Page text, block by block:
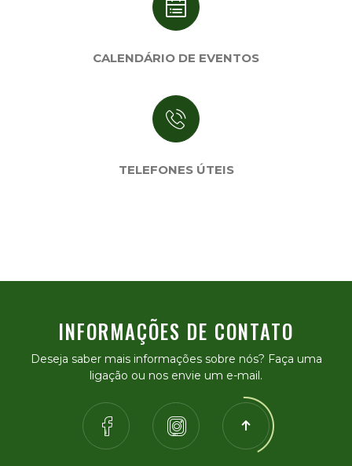
CALENDÁRIO DE EVENTOS
TELEFONES ÚTEIS
INFORMAÇÕES DE CONTATO
Deseja saber mais informações sobre nós? Faça uma
ligação ou nos envie um e-mail.